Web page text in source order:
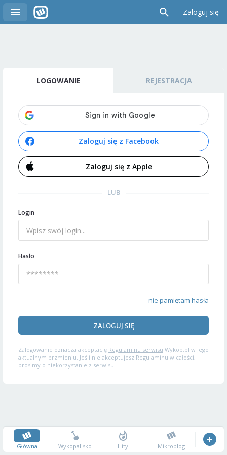
Zaloguj się
LOGOWANIE REJESTRACJA
Zaloguj się z Facebook
Zaloguj się z Apple
LUB
Login
Hasło
nie pamiętam hasła
ZALOGUJ SIĘ
Zalogowanie oznacza akceptację Regulaminu serwisu Wykop.pl w jego
aktualnym brzmieniu. Jeśli nie akceptujesz Regulaminu w całości,
prosimy o niekorzystanie z serwisu.
Główna Wykopalisko Hity Mikroblog